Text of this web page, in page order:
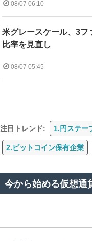
08/07 06:10
米グレースケール、3フ
比率を見直し
08/07 05:45
注目トレンド: 1.円ステー
2.ビットコイン保有企業
今から始める仮想通